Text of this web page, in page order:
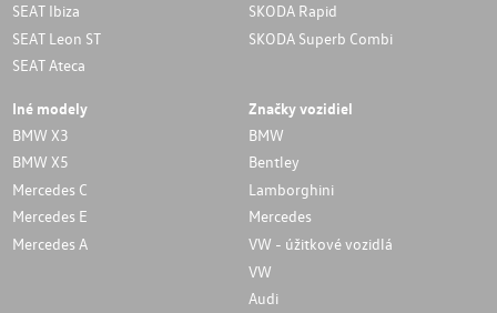
SEAT Ibiza
SEAT Leon ST
SEAT Ateca
SKODA Rapid
SKODA Superb Combi
Iné modely
BMW X3
BMW X5
Mercedes C
Mercedes E
Mercedes A
Značky vozidiel
BMW
Bentley
Lamborghini
Mercedes
VW - úžitkové vozidlá
VW
Audi